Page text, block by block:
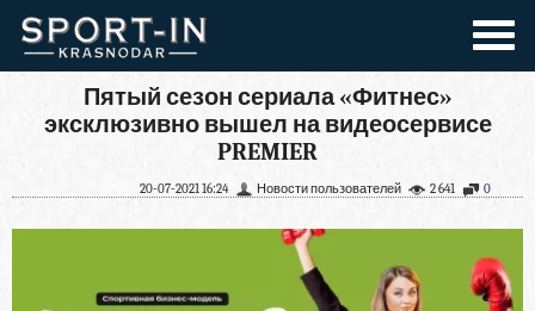
Пятый сезон сериала «Фитнес»
эксклюзивно вышел на видеосервисе
PREMIER
0
2 641
Новости пользователей
20-07-2021 16:24